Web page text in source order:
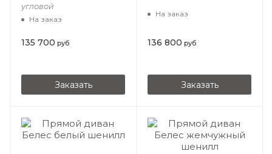
угловой
На заказ
135 700 руб
Заказать
На заказ
136 800 руб
Заказать